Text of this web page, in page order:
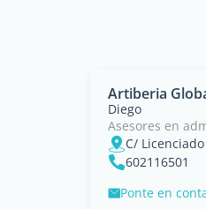
Artiberia
Diego
Asesores en
C/
602116501
Ponte en